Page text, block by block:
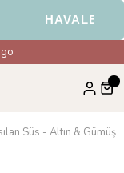
HAVALE &
Süs - Altın & Gümüş